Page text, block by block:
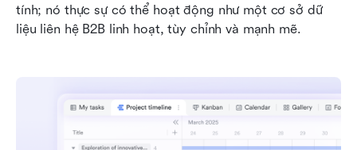
tính; nó thực sự có thể hoạt động như một cơ sở dữ
liệu liên hệ B2B linh hoạt, tùy chỉnh và mạnh mẽ.